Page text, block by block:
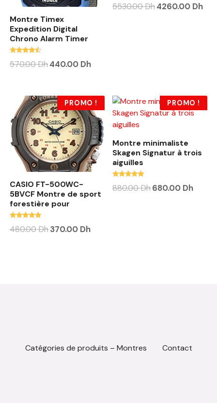
Montre Timex
Expedition Digital
Chrono Alarm Timer
4.25
570.00Dh440.00 Dh
4.00
5530.00Dh4260.00 Dh
PROMO !
CASIO FT-500WC-
5BVCF Montre de sport
forestière pour
4.63
480.00Dh370.00 Dh
PROMO !
Montre minimaliste
Skagen Signatur à trois
aiguilles
4.63
880.00Dh680.00 Dh
Catégories de produits – Montres Contact